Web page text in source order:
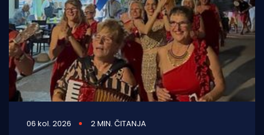
06 kol. 2026 2 MIN. ČITANJA